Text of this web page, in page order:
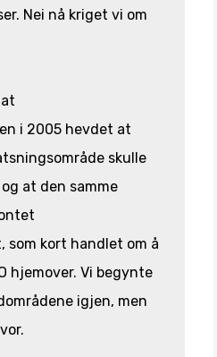
Nei nå kriget vi om
i 2005 hevdet at
skulle
at den samme
kort handlet om å
hjemover. Vi begynte
igjen, men